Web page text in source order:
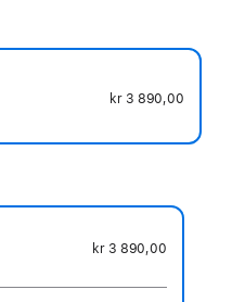
kr 3 890,00
kr 3 890,00